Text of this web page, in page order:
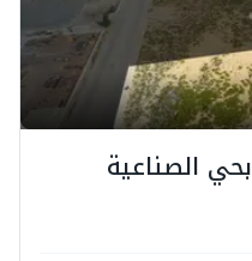
أرض صناعية 25,000م2 بحي الصناعية